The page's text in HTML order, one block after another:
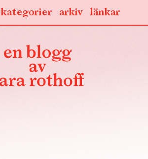
länkar
arkiv
kategorier